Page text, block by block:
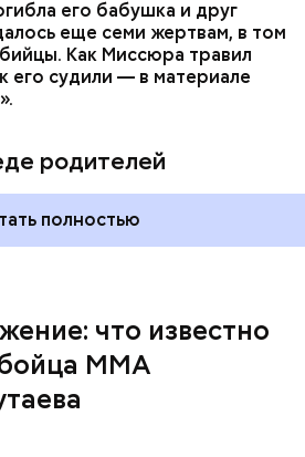
его бабушка и друг
еще семи жертвам, в том
Как Миссюра травил
его судили — в материале
родителей
полностью
что известно
бойца ММА
установлена,
меры к задержанию, —